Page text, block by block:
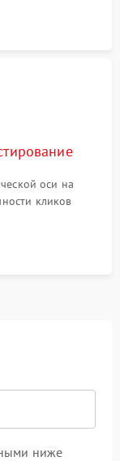
аргоном для
оси на
кликов
прицела на
к отдаче и
ниже